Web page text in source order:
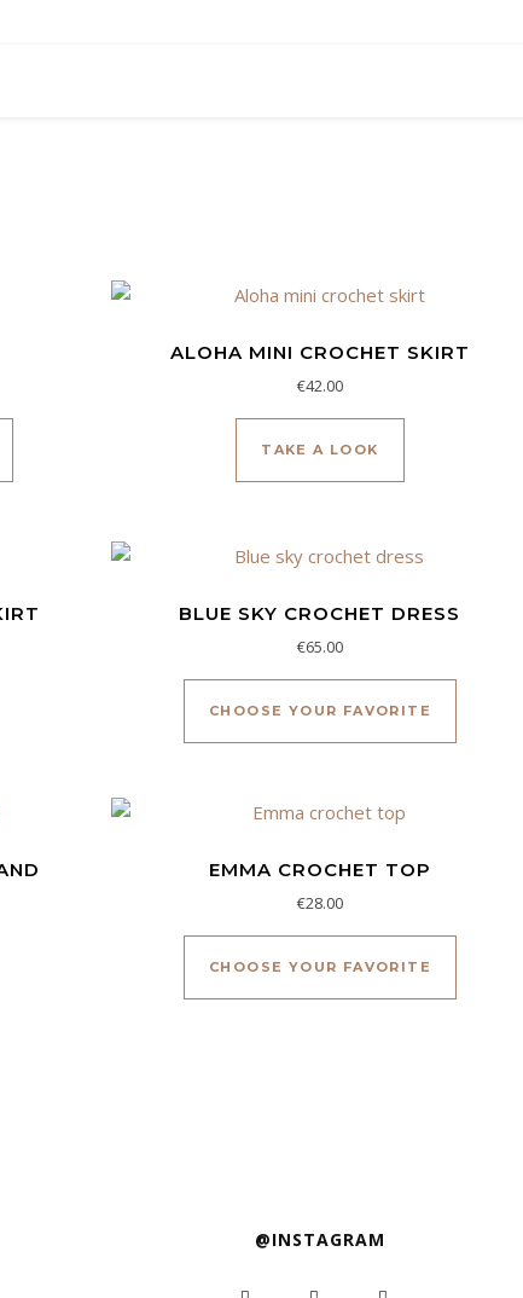
Este producto tiene múltiples variantes. Las opciones se
ALOHA MINI CROCHET SKIRT
€42.00
TAKE A LOOK
BLUE SKY CROCHET DRESS
€65.00
CHOOSE YOUR FAVORITE
Este
EMMA CROCHET TOP
€28.00
CHOOSE YOUR FAVORITE
Este
@INSTAGRAM